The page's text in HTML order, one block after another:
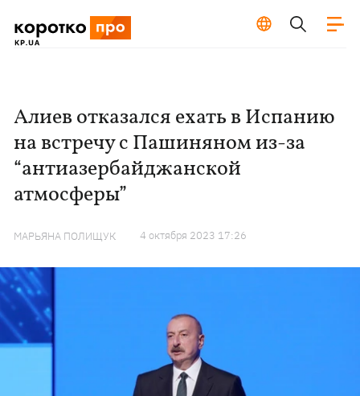
Алиев отказался ехать в Испанию
на встречу с Пашиняном из-за
“антиазербайджанской
атмосферы”
МАРЬЯНА ПОЛИЩУК 4 октября 2023 17:26